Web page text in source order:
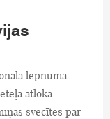
lepnuma
atloka
svecītes par